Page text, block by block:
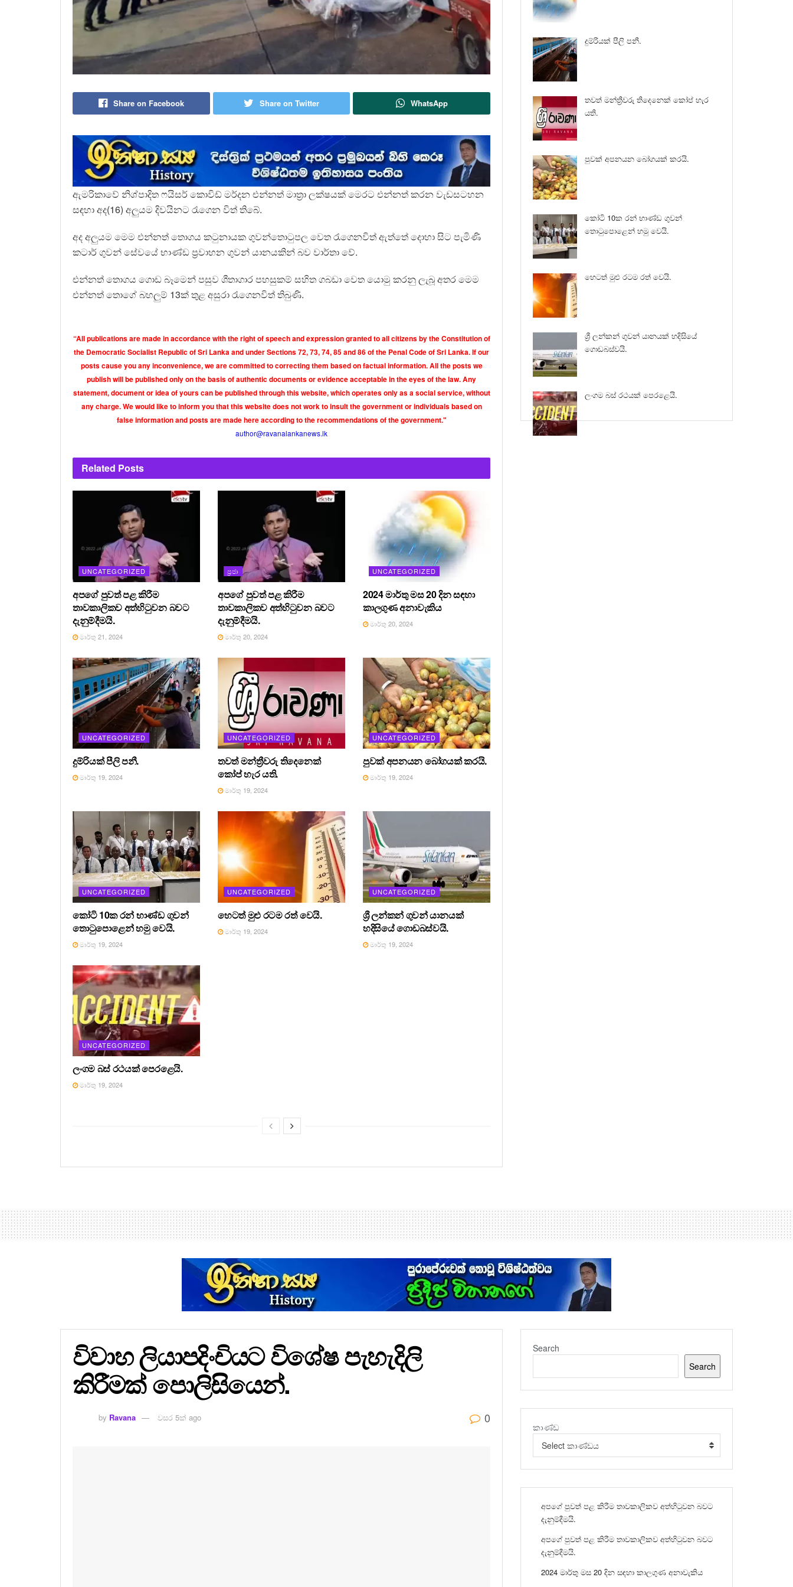
Share on Facebook Share on Twitter WhatsApp
ඇමරිකාවේ නිශ්පාදිත ෆයිසර් කොවිඩ් මර්දන එන්නත් මාත්‍රා ලක්ෂයක් මෙරට එන්නත් කරන වැඩසටහන
සඳහා අද(16) අලුයම දිවයිනට රැගෙන විත් තිබේ.
අද අලුයම මෙම එන්නත් තොගය කටුනායක ගුවන්තොටුපල වෙත රැගෙනවිත් ඇත්තේ දොහා සිට පැමිණි
කටාර් ගුවන් සේවයේ භාණ්ඩ ප්‍රවාහන ගුවන් යානයකින් බව වාර්තා වේ.
එන්නත් තොගය ගොඩ බෑමෙන් පසුව ශීතාගාර පහසුකම් සහිත ගබඩා වෙත යොමු කරනු ලැබූ අතර මෙම
එන්නත් තොගේ බහලුම් 13ක් තුළ අසුරා රැගෙනවිත් තිබුණි.
“All publications are made in accordance with the right of speech and expression granted to all citizens by the Constitution of
the Democratic Socialist Republic of Sri Lanka and under Sections 72, 73, 74, 85 and 86 of the Penal Code of Sri Lanka. If our
posts cause you any inconvenience, we are committed to correcting them based on factual information. All the posts we
publish will be published only on the basis of authentic documents or evidence acceptable in the eyes of the law. Any
statement, document or idea of yours can be published through this website, which operates only as a social service, without
any charge. We would like to inform you that this website does not work to insult the government or individuals based on
false information and posts are made here according to the recommendations of the government."
author@ravanalankanews.lk
Related Posts
UNCATEGORIZED
අපගේ පුවත් පළ කිරීම
තාවකාලිකව අත්හිටුවන බවට
දැනුම්දීමයි.
මාර්තු 21, 2024
ප්‍රජා
අපගේ පුවත් පළ කිරීම
තාවකාලිකව අත්හිටුවන බවට
දැනුම්දීමයි.
මාර්තු 20, 2024
UNCATEGORIZED
2024 මාර්තු මස 20 දින සඳහා
කාලගුණ අනාවැකිය
මාර්තු 20, 2024
UNCATEGORIZED
දුම්රියක් පීලි පනී.
මාර්තු 19, 2024
UNCATEGORIZED
තවත් මන්ත්‍රීවරු තිදෙනෙක්
කෝප් හැර යති.
මාර්තු 19, 2024
UNCATEGORIZED
පුවක් අපනයන බෝගයක් කරයි.
මාර්තු 19, 2024
UNCATEGORIZED
කෝටි 10ක රන් භාණ්ඩ ගුවන්
තොටුපොළෙන් හමු වෙයි.
මාර්තු 19, 2024
UNCATEGORIZED
හෙටත් මුළු රටම රත් වෙයි.
මාර්තු 19, 2024
UNCATEGORIZED
ශ්‍රී ලන්කන් ගුවන් යානයක්
හදිසියේ ගොඩබස්වයි.
මාර්තු 19, 2024
UNCATEGORIZED
ලංගම බස් රථයක් පෙරළෙයි.
මාර්තු 19, 2024
දුම්රියක් පීලි පනී.
තවත් මන්ත්‍රීවරු තිදෙනෙක් කෝප් හැර
යති.
පුවක් අපනයන බෝගයක් කරයි.
කෝටි 10ක රන් භාණ්ඩ ගුවන්
තොටුපොළෙන් හමු වෙයි.
හෙටත් මුළු රටම රත් වෙයි.
ශ්‍රී ලන්කන් ගුවන් යානයක් හදිසියේ
ගොඩබස්වයි.
ලංගම බස් රථයක් පෙරළෙයි.
විවාහ ලියාපදිංචියට විශේෂ පැහැදිලි
කිරීමක් පොලිසියෙන්.
by Ravana වසර 5ක් ago 0
Search
Search
කාණ්ඩ
Select කාණ්ඩය
අපගේ පුවත් පළ කිරීම තාවකාලිකව අත්හිටුවන බවට
දැනුම්දීමයි.
අපගේ පුවත් පළ කිරීම තාවකාලිකව අත්හිටුවන බවට
දැනුම්දීමයි.
2024 මාර්තු මස 20 දින සඳහා කාලගුණ අනාවැකිය